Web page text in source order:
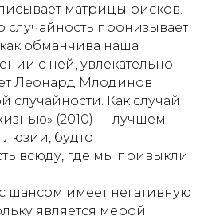
матрицы рисков.
случайность пронизывает
обманчива наша
с ней, увлекательно
Леонард Млодинов
случайности. Как случай
(2010) — лучшем
будто
всюду, где мы привыкли
шансом имеет негативную
является мерой